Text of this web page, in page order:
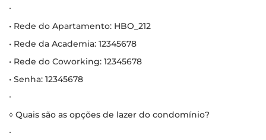
∙
• Rede do Apartamento: HBO_212
• Rede da Academia: 12345678
• Rede do Coworking: 12345678
• Senha: 12345678
∙
◊ Quais são as opções de lazer do condomínio?
∙